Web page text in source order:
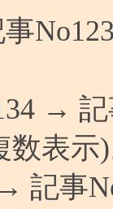
→
数表示
記事